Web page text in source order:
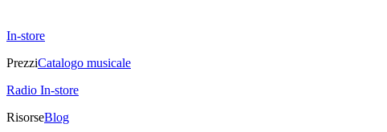
In-store
PrezziCatalogo musicale
Radio In-store
RisorseBlog